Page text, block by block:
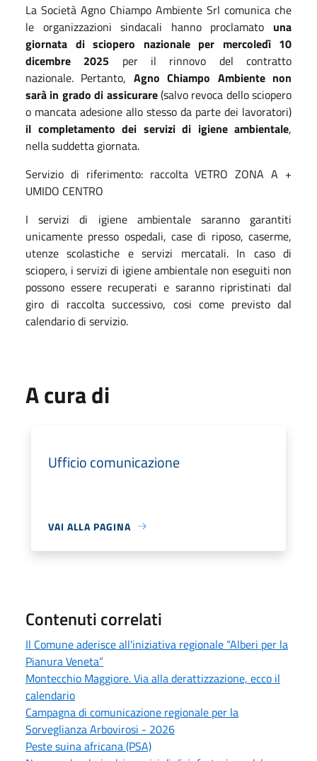
La Società Agno Chiampo Ambiente Srl comunica che
le organizzazioni sindacali hanno proclamato una
giornata di sciopero nazionale per mercoledì 10
dicembre 2025 per il rinnovo del contratto
nazionale. Pertanto, Agno Chiampo Ambiente non
sarà in grado di assicurare(salvo revoca dello sciopero
o mancata adesione allo stesso da parte dei lavoratori)
il completamento dei servizi di igiene ambientale,
nella suddetta giornata.
Servizio di riferimento: raccolta VETRO ZONA A +
UMIDO CENTRO
I servizi di igiene ambientale saranno garantiti
unicamente presso ospedali, case di riposo, caserme,
utenze scolastiche e servizi mercatali. In caso di
sciopero, i servizi di igiene ambientale non eseguiti non
possono essere recuperati e saranno ripristinati dal
giro di raccolta successivo, cosi come previsto dal
calendario di servizio.
A cura di
Ufficio comunicazione
VAI ALLA PAGINA
Contenuti correlati
Il Comune aderisce all'iniziativa regionale “Alberi per la
Pianura Veneta”
Montecchio Maggiore. Via alla derattizzazione, ecco il
calendario
Campagna di comunicazione regionale per la
Sorveglianza Arbovirosi - 2026
Peste suina africana (PSA)